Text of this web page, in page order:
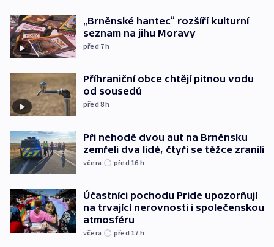
„Brněnské hantec“ rozšíří kulturní
seznam na jihu Moravy
před 7h
Příhraniční obce chtějí pitnou vodu
od sousedů
před 8h
Při nehodě dvou aut na Brněnsku
zemřeli dva lidé, čtyři se těžce zranili
včera před 16 h
Účastníci pochodu Pride upozorňují
na trvající nerovnosti i společenskou
atmosféru
včera před 17 h